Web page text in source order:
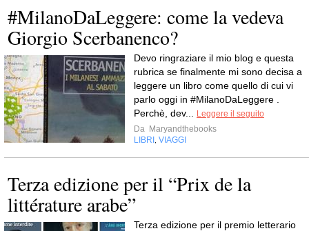
#MilanoDaLeggere: come la vedeva
Giorgio Scerbanenco?
Devo ringraziare il mio blog e questa
rubrica se finalmente mi sono decisa a
leggere un libro come quello di cui vi
parlo oggi in #MilanoDaLeggere .
Perchè, dev...
Leggere il seguito
Da Maryandthebooks
LIBRI VIAGGI
Terza edizione per il “Prix de la
littérature arabe”
Terza edizione per il premio letterario